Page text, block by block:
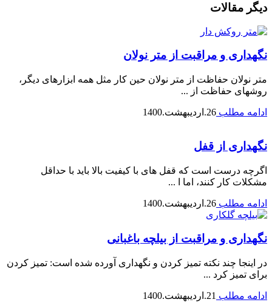
دیگر مقالات
نگهداری و مراقبت از متر نولان
متر نولان حفاظت از متر نولان حین کار مثل همه ابزارهای دیگر،
روشهای حفاظت از ...
ادامه مطلب 26.اردیبهشت.1400
نگهداری از قفل
اگرچه درست است که قفل های با کیفیت بالا باید با حداقل
مشکلات کار کنند، اما ا ...
ادامه مطلب 26.اردیبهشت.1400
نگهداری و مراقبت از بیلچه باغبانی
در اینجا چند نکته تمیز کردن و نگهداری آورده شده است: تمیز کردن
برای تمیز کرد ...
ادامه مطلب 21.اردیبهشت.1400